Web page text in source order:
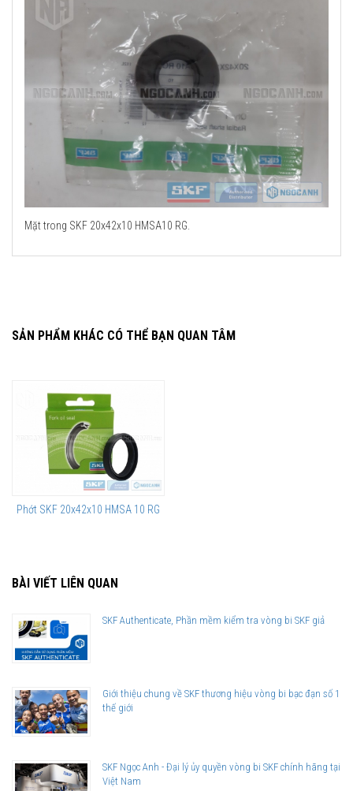
Mặt trong SKF 20x42x10 HMSA10 RG.
SẢN PHẨM KHÁC CÓ THỂ BẠN QUAN TÂM
Phớt SKF 20x42x10 HMSA 10 RG
BÀI VIẾT LIÊN QUAN
SKF Authenticate, Phần mềm kiểm tra vòng bi SKF giả
Giới thiệu chung về SKF thương hiệu vòng bi bạc đạn số 1
thế giới
SKF Ngọc Anh - Đại lý ủy quyền vòng bi SKF chính hãng tại
Việt Nam